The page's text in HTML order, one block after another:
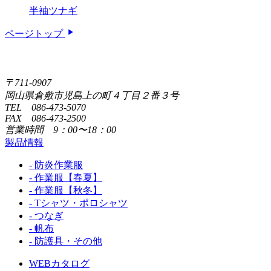
半袖ツナギ
ページトップ
〒711-0907
岡山県倉敷市児島上の町４丁目２番３号
TEL 086-473-5070
FAX 086-473-2500
営業時間 9：00〜18：00
製品情報
- 防炎作業服
- 作業服【春夏】
- 作業服【秋冬】
- Tシャツ・ポロシャツ
- つなぎ
- 帆布
- 防護具・その他
WEBカタログ